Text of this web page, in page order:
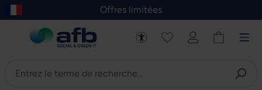
au contenu principal
Skip to B2B platform navigation
Offres limitées